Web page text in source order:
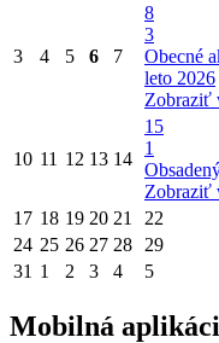
3 4 5 6 7
8
3
Obecné
leto 2026
Zobraziť
10 11 12 13 14
15
1
Zobraziť
17 18 19 20 21 22
24 25 26 27 28 29
31 1 2 3 4 5
Mobilná